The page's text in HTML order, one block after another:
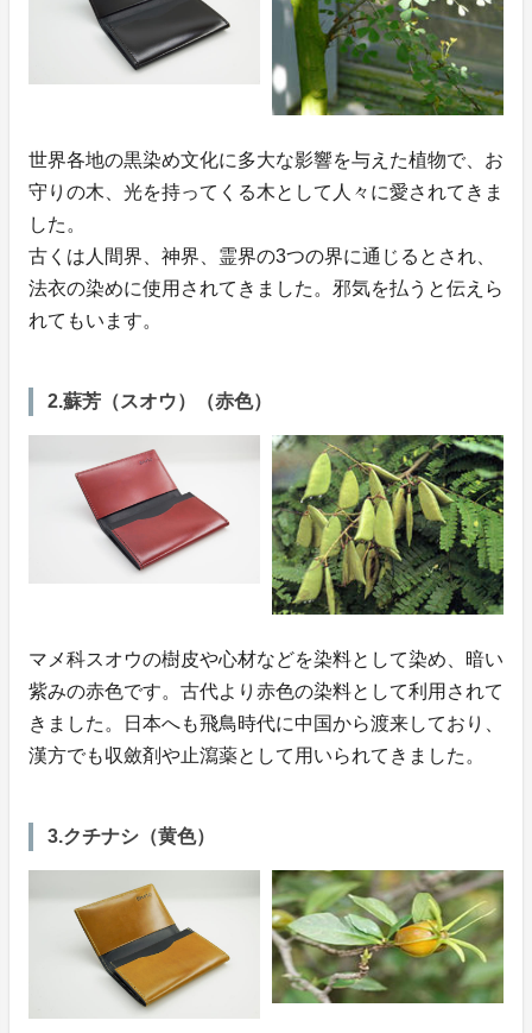
世界各地の黒染め文化に多大な影響を与えた植物で、お
守りの木、光を持ってくる木として人々に愛されてきま
した。
古くは人間界、神界、霊界の3つの界に通じるとされ、
法衣の染めに使用されてきました。邪気を払うと伝えら
れてもいます。
2.蘇芳（スオウ）（赤色）
マメ科スオウの樹皮や心材などを染料として染め、暗い
紫みの赤色です。古代より赤色の染料として利用されて
きました。日本へも飛鳥時代に中国から渡来しており、
漢方でも収斂剤や止瀉薬として用いられてきました。
3.クチナシ（黄色）